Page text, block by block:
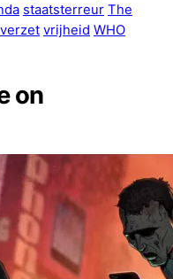
staatsterreur The
verzet vrijheid WHO
on